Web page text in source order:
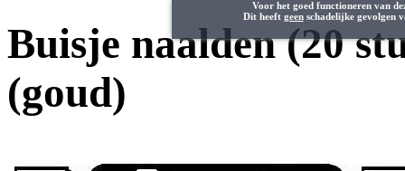
Voor het goed functioneren van
Dit heeft geenschadelijke gevolgen
Buisje naalden (20
(goud)